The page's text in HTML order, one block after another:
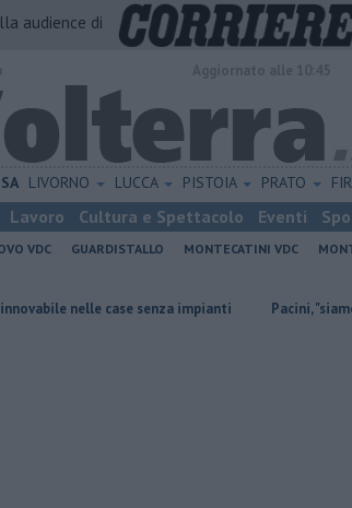
audience di
LIVORNO LUCCA PISTOIA PRATO
Lavoro Cultura e Spettacolo Eventi
VDC GUARDISTALLO MONTECATINI VDC
case senza impianti Pacini, "siamo ai